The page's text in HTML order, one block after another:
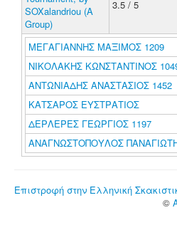
SOXalandriou (A
Group)
3.5 / 5
ΜΕΓΑΓΙΑΝΝΗΣ ΜΑΞΙΜΟΣ 1209
ΝΙΚΟΛΑΚΗΣ ΚΩΝΣΤΑΝΤΙΝΟΣ
ΑΝΤΩΝΙΑΔΗΣ ΑΝΑΣΤΑΣΙΟΣ 1452
ΚΑΤΣΑΡΟΣ ΕΥΣΤΡΑΤΙΟΣ
ΔΕΡΛΕΡΕΣ ΓΕΩΡΓΙΟΣ 1197
ΑΝΑΓΝΩΣΤΟΠΟΥΛΟΣ
Επιστροφή στην Ελληνική
©